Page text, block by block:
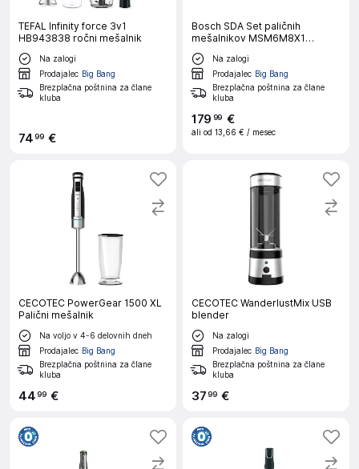
TEFAL Infinity force 3v1
HB943838 ročni mešalnik
Na zalogi
Prodajalec Big Bang
Brezplačna poštnina za člane
kluba
7499 €
Bosch SDA Set paličnih
mešalnikov MSM6M8X1
eds/sw
Na zalogi
Prodajalec Big Bang
Brezplačna poštnina za člane
kluba
179 99 €
ali od 13,66 € / mesec
CECOTEC PowerGear 1500 XL
Palični mešalnik
Na voljo v 4-6 delovnih dneh
Prodajalec Big Bang
Brezplačna poštnina za člane
kluba
4499 €
CECOTEC WanderlustMix USB
blender
Na zalogi
Prodajalec Big Bang
Brezplačna poštnina za člane
kluba
3799 €